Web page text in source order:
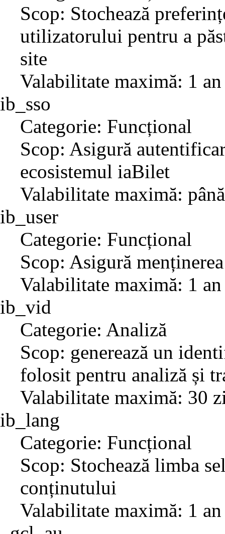
Scop: Stochează
utilizatorului pentru a
site
Valabilitate maximă: 1 an
ib_sso
Categorie: Funcțional
Scop: Asigură
ecosistemul iaBilet
Valabilitate maximă:
ib_user
Categorie: Funcțional
Scop: Asigură
Valabilitate maximă: 1 an
ib_vid
Categorie: Analiză
Scop: generează un
folosit pentru analiză și
Valabilitate maximă: 30
ib_lang
Categorie: Funcțional
Scop: Stochează limba
conținutului
Valabilitate maximă: 1 an